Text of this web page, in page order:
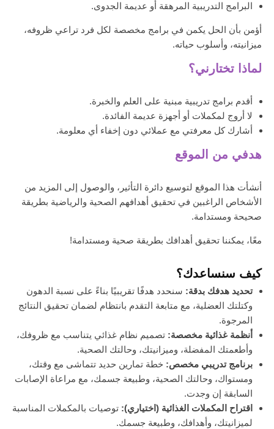
البرامج التدريبية المرهقة أو عديمة الجدوى.
أؤمن بأن الحل يكمن في برامج مخصصة لكل فرد تراعي ظروفه،
ميزانيته، وأسلوب حياته.
لماذا تختارني؟
أقدم برامج تدريبية مبنية على العلم والخبرة.
لا أروج لمكملات أو أجهزة عديمة الفائدة.
أشارك كل معرفتي مع عملائي دون إخفاء أي معلومة.
هدفي من الموقع
أنشأت هذا الموقع لتوسيع دائرة التأثير، والوصول إلى المزيد من
الأشخاص الراغبين في تحقيق أهدافهم الصحية والرياضية بطريقة
صحيحة ومستدامة.
معًا، يمكننا تحقيق أهدافك بطريقة صحية ومستدامة!
كيف سنساعدك؟
تحديد هدفك بدقة: سنحدد هدفًا تقريبيًا بناءً على نسبة الدهون
وكتلتك العضلية، مع متابعة التقدم بانتظام لضمان تحقيق النتائج
المرجوة.
أنظمة غذائية مخصصة: تصميم نظام غذائي يتناسب مع ظروفك،
وأطعمتك المفضلة، وميزانيتك، وحالتك الصحية.
برنامج تدريبي مخصص: خطة تمارين حديد تتماشى مع وقتك،
ومستواك، وحالتك الصحية، وطبيعة جسمك، مع مراعاة الإصابات
السابقة إن وجدت.
اقتراح المكملات الغذائية (اختياري): توصيات بالمكملات المناسبة
لميزانيتك، وأهدافك، وطبيعة جسمك.